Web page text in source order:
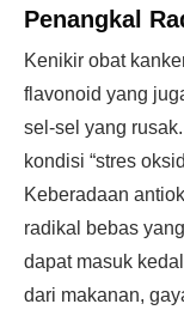
Penangkal
Kenikir obat
flavonoid yang
sel-sel yang
kondisi “stres
Keberadaan
radikal bebas
dapat masuk
dari makanan,